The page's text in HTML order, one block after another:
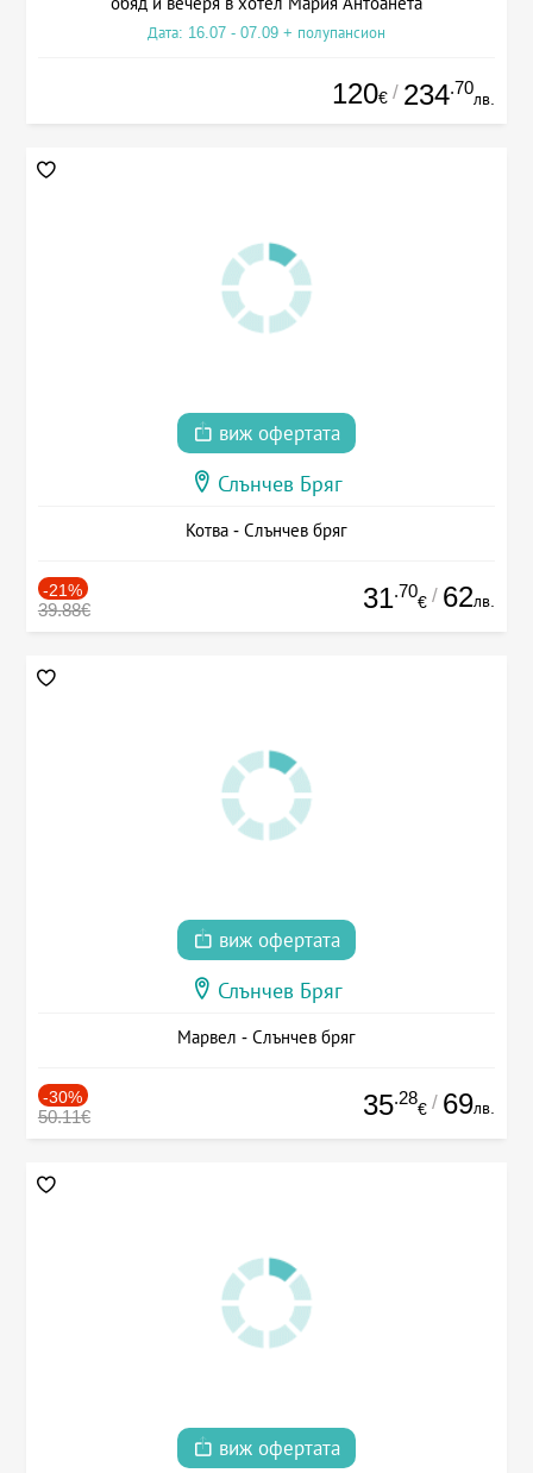
Дата: 16.07 - 07.09 + полупансион
120€ / 234.70
лв.
виж офертата
Слънчев Бряг
Котва - Слънчев бряг
-21%
39.88€ 31.70
€ / 62лв.
виж офертата
Слънчев Бряг
Марвел - Слънчев бряг
-30%
50.11€ 35.28
€ / 69лв.
виж офертата